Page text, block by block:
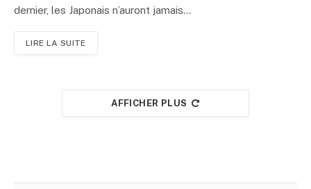
dernier, les Japonais n’auront jamais…
LIRE LA SUITE
AFFICHER PLUS